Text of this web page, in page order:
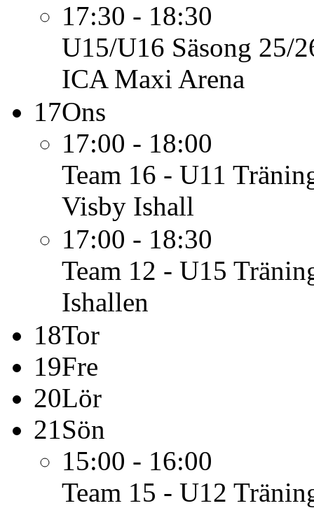
17:30 - 18:30
U15/U16 Säsong 25/
ICA Maxi Arena
17Ons
17:00 - 18:00
Team 16 - U11
Visby Ishall
17:00 - 18:30
Team 12 - U15
Ishallen
18Tor
19Fre
20Lör
21Sön
15:00 - 16:00
Team 15 - U12